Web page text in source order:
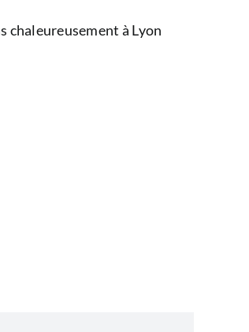
chaleureusement à Lyon